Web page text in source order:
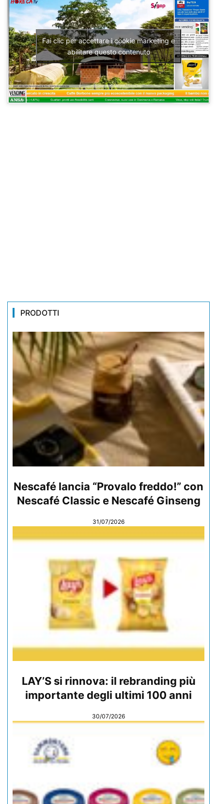
Fai clic per accettare i cookie marketing e
abilitare questo contenuto
PRODOTTI
Nescafé lancia “Provalo freddo!” con
Nescafé Classic e Nescafé Ginseng
31/07/2026
LAY’S si rinnova: il rebranding più
importante degli ultimi 100 anni
30/07/2026